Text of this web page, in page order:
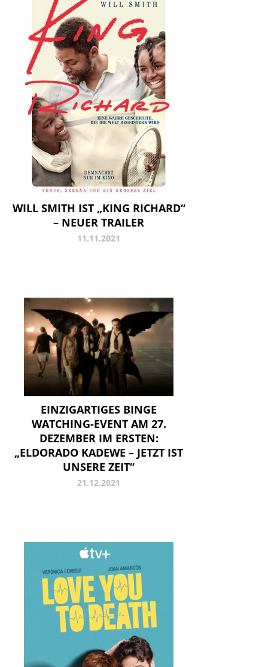
WILL SMITH IST „KING RICHARD“
– NEUER TRAILER
11.11.2021
EINZIGARTIGES BINGE
WATCHING-EVENT AM 27.
DEZEMBER IM ERSTEN:
„ELDORADO KADEWE – JETZT IST
UNSERE ZEIT“
21.12.2021